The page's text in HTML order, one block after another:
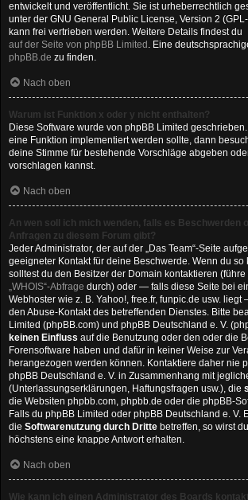
entwickelt und veröffentlicht. Sie ist urheberrechtlich
unter der GNU General Public License, Version 2
kann frei vertrieben werden. Weitere Details findest du
auf der Seite von phpBB Limited . Eine
phpBB.de zu finden.
Nach oben
Warum ist Funktion x oder y nicht enthalten?
Diese Software wurde von phpBB Limited
eine Funktion implementiert werden sollte, dann
deine Stimme für bestehende Vorschläge abgeben
vorschlagen kannst.
Nach oben
An wen soll ich mich wenden, falls es Beschwerden
Anfragen zu diesem Forum gibt?
Jeder Administrator, der auf der „Das Team“-Seite
geeigneter Kontakt für deine Beschwerde. Wenn du so
solltest du den Besitzer der Domain kontaktieren (führe
„WHOIS“-Abfrage durch) oder — falls diese Seite bei
Webhoster wie z. B. Yahoo!, free.fr, funpic.de usw.
den Abuse-Kontakt des betreffenden Dienstes. Bitte
Limited (phpBB.com) und phpBB Deutschland e. V.
keinen Einfluss auf die Benutzung oder den oder die
Forensoftware haben und dafür in keiner Weise zur
herangezogen werden können. Kontaktiere daher nie
phpBB Deutschland e. V. in Zusammenhang mit
(Unterlassungserklärungen, Haftungsfragen usw.), die
die Websiten phpbb.com, phpbb.de oder die phpBB-
Falls du phpBB Limited oder phpBB Deutschland e. V.
die Softwarenutzung durch Dritte betreffen, so wirst
höchstens eine knappe Antwort erhalten.
Nach oben
Wie kann ich einen Administrator des Boards